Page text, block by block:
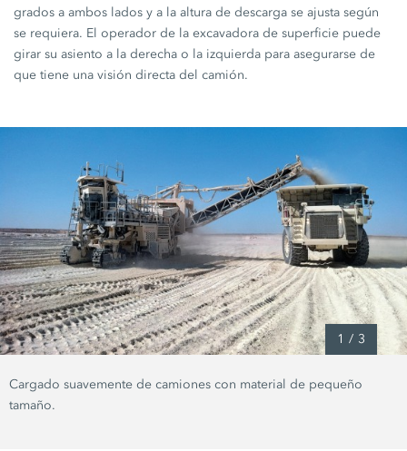
grados a ambos lados y a la altura de descarga se ajusta según
se requiera. El operador de la excavadora de superficie puede
girar su asiento a la derecha o la izquierda para asegurarse de
que tiene una visión directa del camión.
1 / 3
Cargado suavemente de camiones con material de pequeño
tamaño.